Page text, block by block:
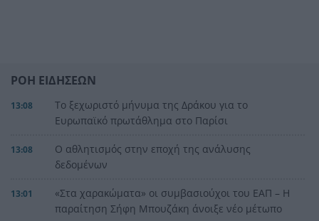
ΡΟΗ ΕΙΔΗΣΕΩΝ
13:08
Το ξεχωριστό μήνυμα της Δράκου για το
Ευρωπαϊκό πρωτάθλημα στο Παρίσι
13:08
Ο αθλητισμός στην εποχή της ανάλυσης
δεδομένων
13:01
«Στα χαρακώματα» οι συμβασιούχοι του ΕΑΠ – Η
παραίτηση Σήφη Μπουζάκη άνοιξε νέο μέτωπο